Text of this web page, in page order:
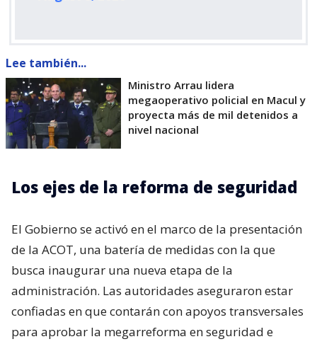
Lee también...
Ministro Arrau lidera
megaoperativo policial en Macul y
proyecta más de mil detenidos a
nivel nacional
Los ejes de la reforma de seguridad
El Gobierno se activó en el marco de la presentación
de la ACOT, una batería de medidas con la que
busca inaugurar una nueva etapa de la
administración. Las autoridades aseguraron estar
confiadas en que contarán con apoyos transversales
para aprobar la megarreforma en seguridad e